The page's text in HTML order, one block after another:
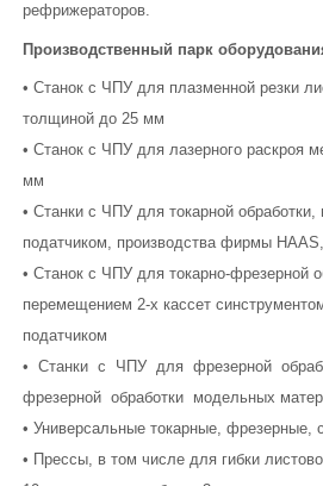
рефрижераторов.
Производственный парк
• Станок с ЧПУ для плазменной резки
толщиной до 25 мм
• Станок с ЧПУ для лазерного раскроя
мм
• Станки с ЧПУ для токарной
податчиком, производства фирмы
• Станок с ЧПУ для токарно-фрезерной
перемещением 2-х кассет
податчиком
• Станки с ЧПУ для фрезерной
фрезерной обработки модельных
• Универсальные токарные, фрезерные,
• Прессы, в том числе для гибки